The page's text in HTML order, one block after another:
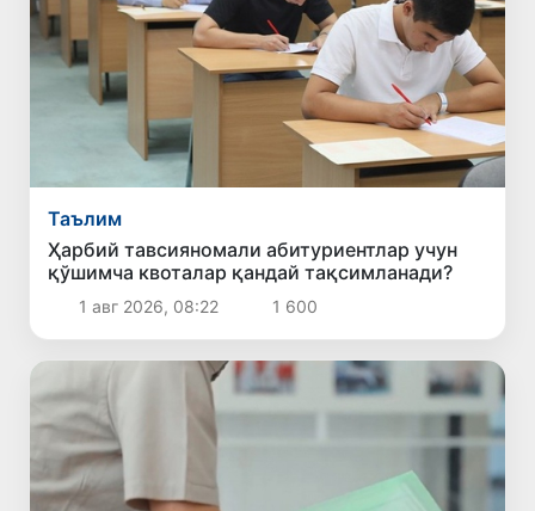
Таълим
Ҳарбий тавсияномали абитуриентлар учун
қўшимча квоталар қандай тақсимланади?
1 авг 2026, 08:22 1 600